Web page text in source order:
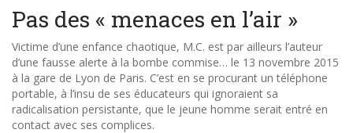
Pas des « menaces en l’air »
Victime d’une enfance chaotique, M.C. est par ailleurs l’auteur
d’une fausse alerte à la bombe commise… le 13 novembre 2015
à la gare de Lyon de Paris. C’est en se procurant un téléphone
portable, à l’insu de ses éducateurs qui ignoraient sa
radicalisation persistante, que le jeune homme serait entré en
contact avec ses complices.